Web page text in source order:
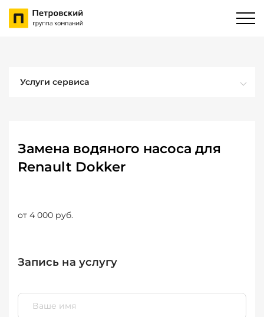
Услуги сервиса
Замена водяного насоса для
Renault Dokker
от 4 000 руб.
Запись на услугу